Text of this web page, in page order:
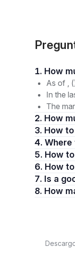
As of ,
In the
The
2. How
3. How
4.
5. How
6. How
7. Is